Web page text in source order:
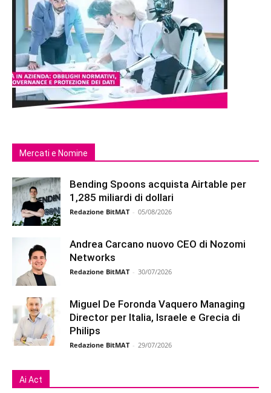
Mercati e Nomine
Bending Spoons acquista Airtable per
1,285 miliardi di dollari
Redazione BitMAT - 05/08/2026
Andrea Carcano nuovo CEO di Nozomi
Networks
Redazione BitMAT - 30/07/2026
Miguel De Foronda Vaquero Managing
Director per Italia, Israele e Grecia di
Philips
Redazione BitMAT - 29/07/2026
Ai Act